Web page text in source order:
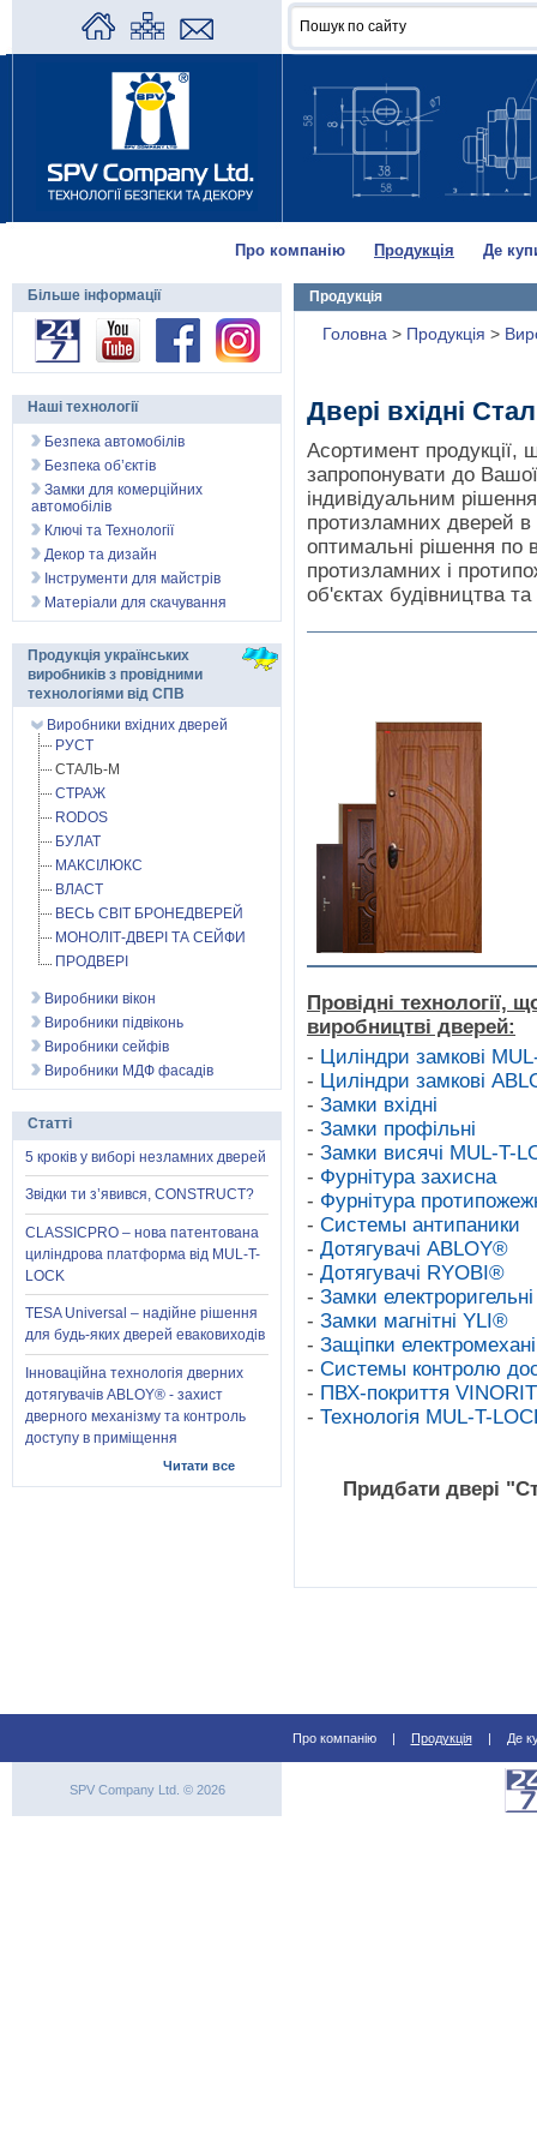
Про компанію Продукція Де
Продукція
Головна > Продукція >
Двері вхідні
Асортимент
запропонувати до
індивідуальним
протизламних дверей в
оптимальні рішення по
протизламних і
об'єктах будівництва та
Провідні технології,
виробництві дверей:
- Циліндри замкові
- Циліндри замкові
- Замки вхідні
- Замки профільні
- Замки висячі MUL-T-
- Фурнітура захисна
- Фурнітура
- Системы антипаники
- Дотягувачі ABLOY®
- Дотягувачі RYOBI®
- Замки
- Замки магнітні YLI®
- Защіпки
- Системы контролю
- ПВХ-покриття
- Технологія MUL-T-
Придбати двері
Більше інформації
Наші технології
Безпека автомобілів
Безпека об’єктів
Замки для комерційних
автомобілів
Ключі та Технології
Декор та дизайн
Інструменти для майстрів
Матеріали для скачування
Продукція українських
виробників з провідними
технологіями від СПВ
Виробники вхідних дверей
РУСТ
СТАЛЬ-М
СТРАЖ
RODOS
БУЛАТ
МАКСІЛЮКС
ВЛАСТ
ВЕСЬ СВІТ БРОНЕДВЕРЕЙ
МОНОЛІТ-ДВЕРІ ТА СЕЙФИ
ПРОДВЕРІ
Виробники вікон
Виробники підвіконь
Виробники сейфів
Виробники МДФ фасадів
Статті
5 кроків у виборі незламних дверей
Звідки ти з’явився, CONSTRUCT?
CLASSICPRO – нова патентована
циліндрова платформа від MUL-T-
LOCK
TESA Universal – надійне рішення
для будь-яких дверей еваковиходів
Інноваційна технологія дверних
дотягувачів ABLOY® - захист
дверного механізму та контроль
доступу в приміщення
Читати все
Про компанію | Продукція | Де
SPV Company Ltd. © 2026